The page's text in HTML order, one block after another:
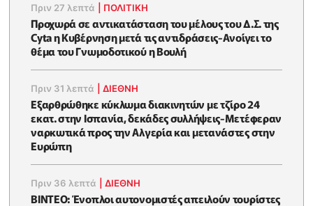
Πριν 27 λεπτά ΠΟΛΙΤΙΚΗ
Προχωρά σε αντικατάσταση του μέλους του Δ.Σ. της
Cyta η Κυβέρνηση μετά τις αντιδράσεις-Ανοίγει το
θέμα του Γνωμοδοτικού η Βουλή
Πριν 31 λεπτά |ΔΙΕΘΝΗ
Εξαρθρώθηκε κύκλωμα διακινητών με τζίρο 24
εκατ. στην Ισπανία, δεκάδες συλλήψεις-Μετέφεραν
ναρκωτικά προς την Αλγερία και μετανάστες στην
Ευρώπη
Πριν 36 λεπτά |ΔΙΕΘΝΗ
ΒΙΝΤΕΟ: Ένοπλοι αυτονομιστές απειλούν τουρίστες